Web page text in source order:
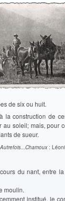
de six ou huit.
la construction de
soleil; mais, pour
de sueur.
Autrefois...Chamoux :
du nant, entre la
moulin.
institué, le